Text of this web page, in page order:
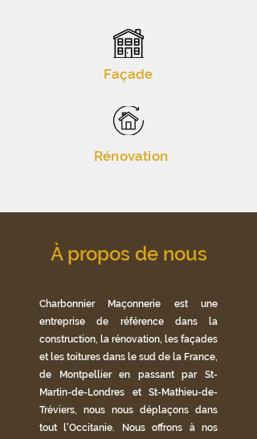
Façade
Rénovation
À propos de nous
Charbonnier Maçonnerie est une
entreprise de référence dans la
construction, la rénovation, les façades
et les toitures dans le sud de la France,
de Montpellier en passant par St-
Martin-de-Londres et St-Mathieu-de-
Tréviers, nous nous déplaçons dans
toutl'Occitanie. Nous offrons à nos